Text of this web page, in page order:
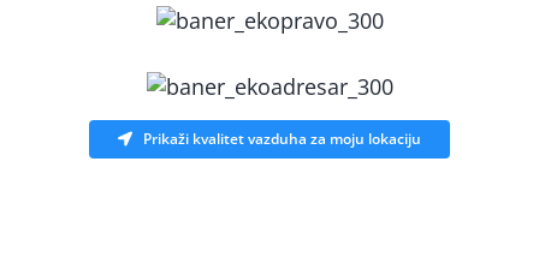
Prikaži kvalitet vazduha za moju lokaciju